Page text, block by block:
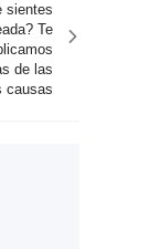
sientes
Te
de las
causas